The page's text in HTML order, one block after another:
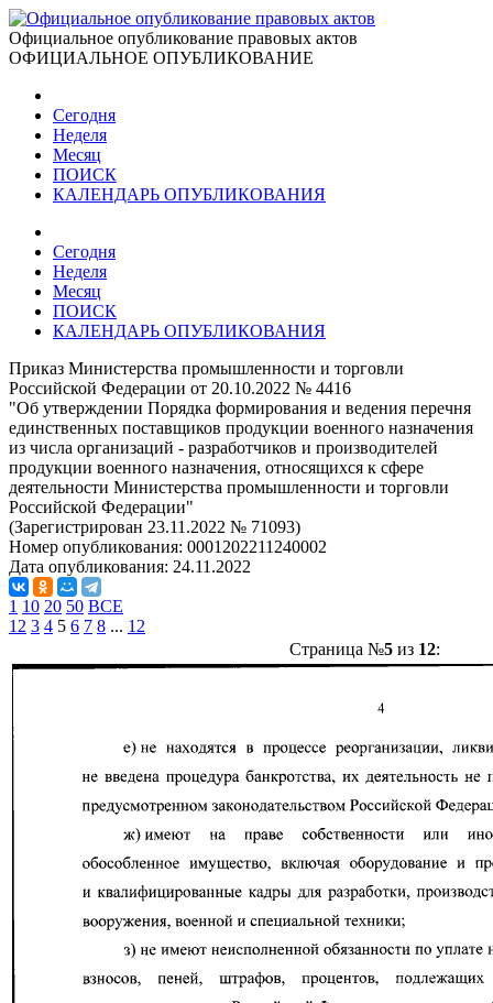
Официальное опубликование правовых актов
ОФИЦИАЛЬНОЕ ОПУБЛИКОВАНИЕ
Сегодня
Неделя
Месяц
ПОИСК
КАЛЕНДАРЬ ОПУБЛИКОВАНИЯ
Сегодня
Неделя
Месяц
ПОИСК
КАЛЕНДАРЬ ОПУБЛИКОВАНИЯ
Приказ Министерства промышленности и торговли
Российской Федерации от 20.10.2022 № 4416
"Об утверждении Порядка формирования и ведения перечня
единственных поставщиков продукции военного назначения
из числа организаций - разработчиков и производителей
продукции военного назначения, относящихся к сфере
деятельности Министерства промышленности и торговли
Российской Федерации"
(Зарегистрирован 23.11.2022 № 71093)
Номер опубликования: 0001202211240002
Дата опубликования: 24.11.2022
1 10 20 50 ВСЕ
1 2 3 4 5 6 7 8 ... 12
Страница №5из 12: